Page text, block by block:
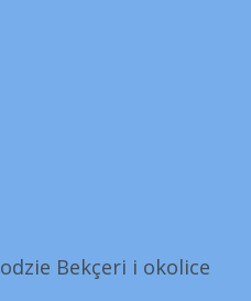
Bekçeri i okolice